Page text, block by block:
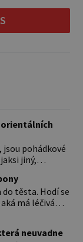
pohádkové
jiný,
kultuře
tradici než
byl nejspíš
vůní
se
těsta. Hodí se
má léčivá
je toneuvadne